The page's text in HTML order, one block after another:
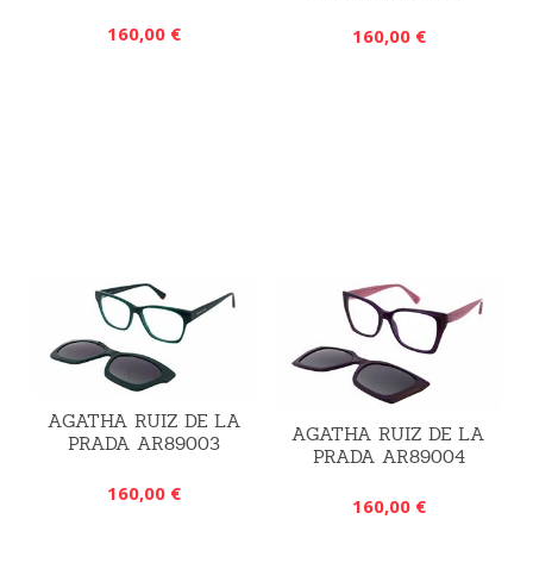
160,00 € 160,00 €
AGATHA RUIZ DE LA
PRADA AR89003
160,00 €
AGATHA RUIZ DE LA
PRADA AR89004
160,00 €